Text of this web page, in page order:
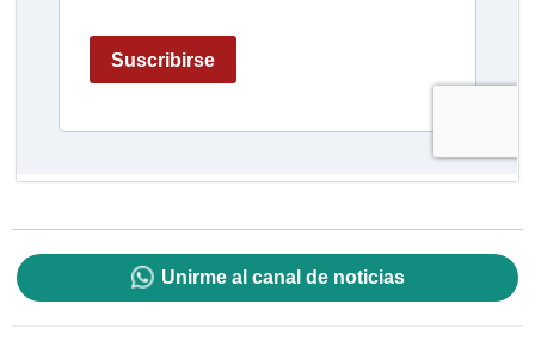
Unirme al canal de noticias